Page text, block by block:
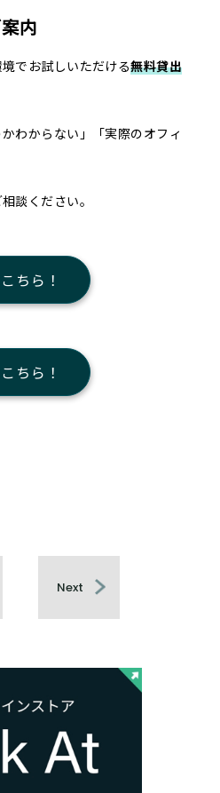
内
でお試しいただける無料貸出
わからない」「実際のオフィ
談ください。
ちら！
ちら！
Next